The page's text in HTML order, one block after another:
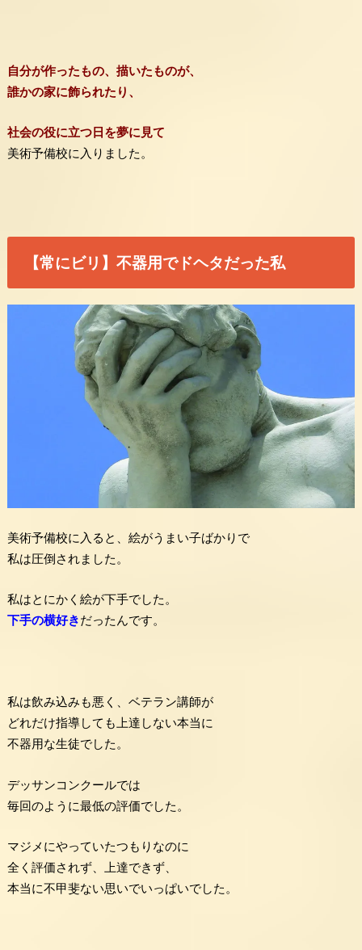
自分が作ったもの、描いたものが、
誰かの家に飾られたり、
社会の役に立つ日を夢に見て
美術予備校に入りました。
【常にビリ】不器用でドヘタだった私
美術予備校に入ると、絵がうまい子ばかりで
私は圧倒されました。
私はとにかく絵が下手でした。
下手の横好きだったんです。
私は飲み込みも悪く、ベテラン講師が
どれだけ指導しても上達しない本当に
不器用な生徒でした。
デッサンコンクールでは
毎回のように最低の評価でした。
マジメにやっていたつもりなのに
全く評価されず、上達できず、
本当に不甲斐ない思いでいっぱいでした。